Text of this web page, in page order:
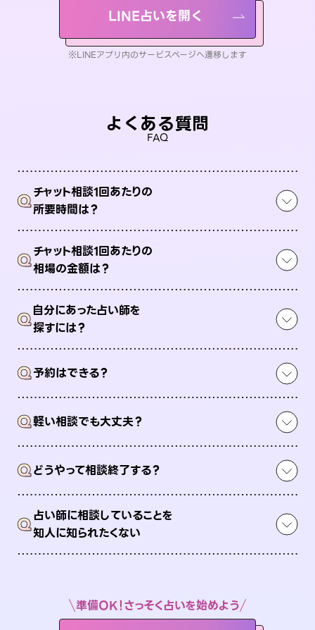
LINE占いを開く
※LINEアプリ内のサービスページへ遷移します
よくある質問
FAQ
Qチャット相談1回あたりの
所要時間は？
Qチャット相談1回あたりの
相場の金額は？
Q自分にあった占い師を
探すには？
Q予約はできる？
Q軽い相談でも大丈夫？
Qどうやって相談終了する？
Q占い師に相談していることを
知人に知られたくない
準備OK！さっそく占いを始めよう